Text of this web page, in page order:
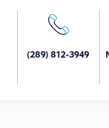
(289) 812-3949